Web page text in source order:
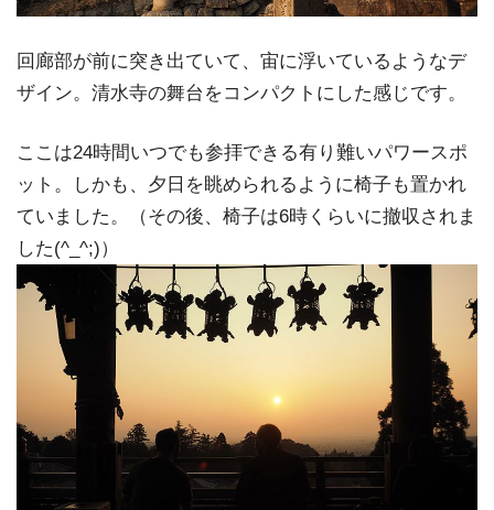
回廊部が前に突き出ていて、宙に浮いているようなデ
ザイン。清水寺の舞台をコンパクトにした感じです。
ここは24時間いつでも参拝できる有り難いパワースポ
ット。しかも、夕日を眺められるように椅子も置かれ
ていました。（その後、椅子は6時くらいに撤収されま
した(^_^;)）